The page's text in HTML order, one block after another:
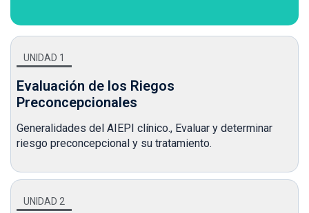
UNIDAD 1
Evaluación de los Riegos
Preconcepcionales
Generalidades del AIEPI clínico., Evaluar y determinar
riesgo preconcepcional y su tratamiento.
UNIDAD 2